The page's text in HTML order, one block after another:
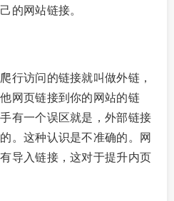
的网站链接。
行访问的链接就叫做外链，
网页链接到你的网站的链
有一个误区就是，外部链接
。这种认识是不准确的。网
导入链接，这对于提升内页